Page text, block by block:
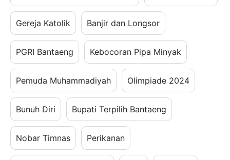
Gereja Katolik Banjir dan Longsor
PGRI Bantaeng Kebocoran Pipa Minyak
Pemuda Muhammadiyah Olimpiade 2024
Bunuh Diri Bupati Terpilih Bantaeng
Nobar Timnas Perikanan